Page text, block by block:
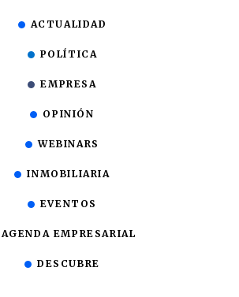
ACTUALIDAD
POLÍTICA
EMPRESA
OPINIÓN
WEBINARS
INMOBILIARIA
EVENTOS
AGENDA EMPRESARIAL
DESCUBRE